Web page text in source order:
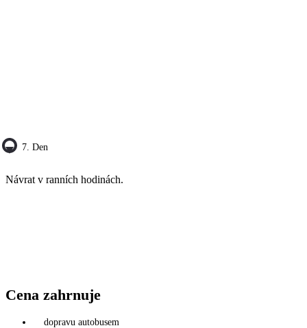
7. Den
Návrat v ranních hodinách.
Cena zahrnuje
dopravu autobusem